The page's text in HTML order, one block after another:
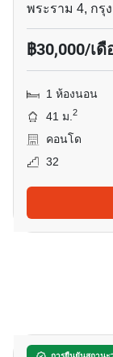
พระราม 4, กรุ
฿30,000/เดื
1 ห้องนอน
41 ม.2
คอนโด
32